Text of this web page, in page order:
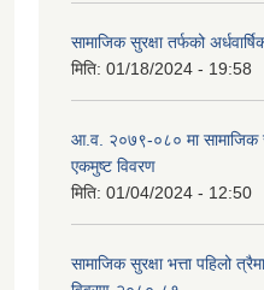
सामाजिक सुरक्षा तर्फको
मिति: 01/18/2024 - 19:58
आ.व. २०७९-०८० मा सामाजिक
एकमुष्ट विवरण
मिति: 01/04/2024 - 12:50
सामाजिक सुरक्षा भत्ता पहिलो